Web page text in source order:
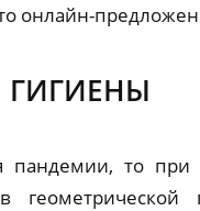
онлайн-
ГИГИЕНЫ
пандемии, то